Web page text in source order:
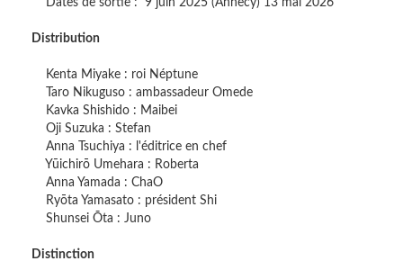
Dates de sortie : 9 juin 2025 (Annecy) 13 mai 2026
Distribution
Kenta Miyake : roi Néptune
Taro Nikuguso : ambassadeur Omede
Kavka Shishido : Maibei
Oji Suzuka : Stefan
Anna Tsuchiya : l'éditrice en chef
Yūichirō Umehara : Roberta
Anna Yamada : ChaO
Ryōta Yamasato : président Shi
Shunsei Ōta : Juno
Distinction